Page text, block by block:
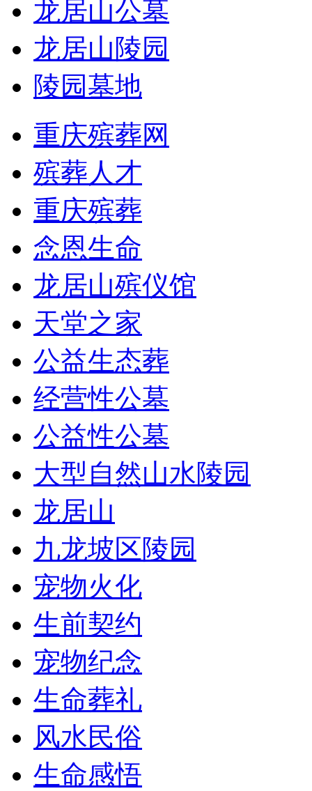
龙居山公墓
龙居山陵园
陵园墓地
重庆殡葬网
殡葬人才
重庆殡葬
念恩生命
龙居山殡仪馆
天堂之家
公益生态葬
经营性公墓
公益性公墓
大型自然山水陵园
龙居山
九龙坡区陵园
宠物火化
生前契约
宠物纪念
生命葬礼
风水民俗
生命感悟